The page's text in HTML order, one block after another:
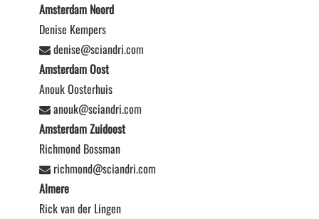
Amsterdam Noord
Denise Kempers
denise@sciandri.com
Amsterdam Oost
Anouk Oosterhuis
anouk@sciandri.com
Amsterdam Zuidoost
Richmond Bossman
richmond@sciandri.com
Almere
Rick van der Lingen